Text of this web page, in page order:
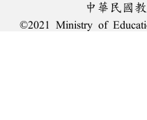
中華民國
©2021 Ministry of